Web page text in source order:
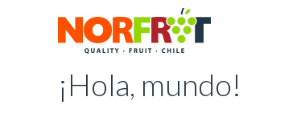
¡Hola, mundo!